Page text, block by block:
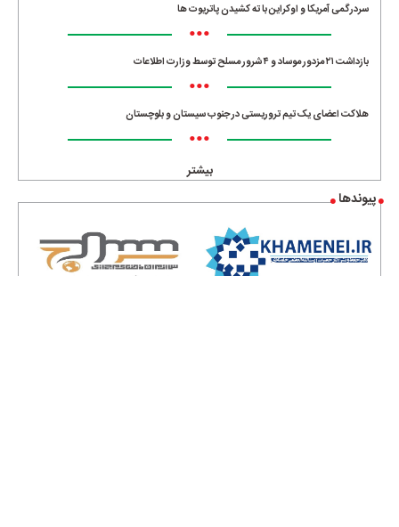
سردرگمی آمریکا و اوکراین با ته کشیدن پاتریوت ها
•••
بازداشت ۲۱ مزدور موساد و ۴ شرور مسلح توسط وزارت اطلاعات
•••
هلاکت اعضای یک تیم تروریستی در جنوب سیستان و بلوچستان
•••
بیشتر
پیوندها